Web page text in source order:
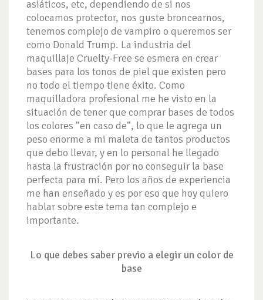
asiáticos, etc, dependiendo de si nos
colocamos protector, nos guste broncearnos,
tenemos complejo de vampiro o queremos ser
como Donald Trump. La industria del
maquillaje Cruelty-Free se esmera en crear
bases para los tonos de piel que existen pero
no todo el tiempo tiene éxito. Como
maquilladora profesional me he visto en la
situación de tener que comprar bases de todos
los colores "en caso de", lo que le agrega un
peso enorme a mi maleta de tantos productos
que debo llevar, y en lo personal he llegado
hasta la frustración por no conseguir la base
perfecta para mí. Pero los años de experiencia
me han enseñado y es por eso que hoy quiero
hablar sobre este tema tan complejo e
importante.
Lo que debes saber previo a elegir un color de
base